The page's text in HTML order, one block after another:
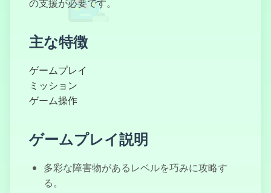
の支援が必要です。
主な特徴
ゲームプレイ
ミッション
ゲーム操作
ゲームプレイ説明
多彩な障害物があるレベルを巧みに攻略す
る。